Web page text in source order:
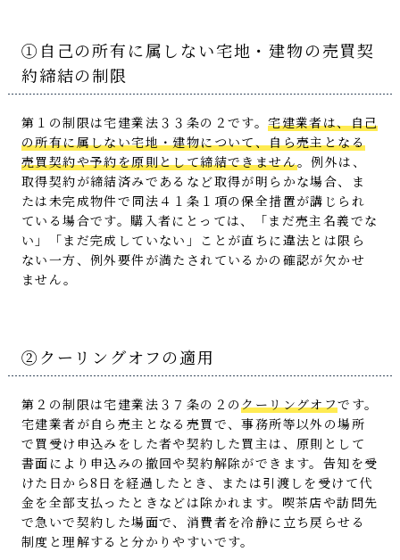
①自己の所有に属しない宅地・建物の売買契
約締結の制限
第１の制限は宅建業法３３条の２です。宅建業者は、自己
の所有に属しない宅地・建物について、自ら売主となる
売買契約や予約を原則として締結できません。例外は、
取得契約が締結済みであるなど取得が明らかな場合、ま
たは未完成物件で同法４１条１項の保全措置が講じられ
ている場合です。購入者にとっては、「まだ売主名義でな
い」「まだ完成していない」ことが直ちに違法とは限ら
ない一方、例外要件が満たされているかの確認が欠かせ
ません。
②クーリングオフの適用
第２の制限は宅建業法３７条の２のクーリングオフです。
宅建業者が自ら売主となる売買で、事務所等以外の場所
で買受け申込みをした者や契約した買主は、原則として
書面により申込みの撤回や契約解除ができます。告知を受
けた日から8日を経過したとき、または引渡しを受けて代
金を全部支払ったときなどは除かれます。喫茶店や訪問先
で急いで契約した場面で、消費者を冷静に立ち戻らせる
制度と理解すると分かりやすいです。